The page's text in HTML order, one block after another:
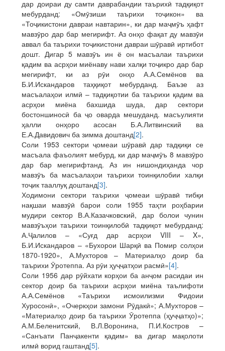
дар доираи ду самти даврабандии таърихӣ тадқиқот
мебурданд: «Омӯзиши таърихи тоҷикон» ва
«Тоҷикистони давраи навтарин», ки дар маҷмӯъ ҳафт
мавзӯро дар бар мегирифт. Аз онҳо фақат ду мавзӯи
аввал ба таърихи тоҷикистони давраи шӯравӣ иртибот
дошт. Дигар 5 мавзӯъ ин ё он масъалаи таърихи
қадим ва асрҳои миёнаву нави халқи тоҷикро дар бар
мегирифт, ки аз рӯи онҳо А.А.Семёнов ва
Б.И.Искандаров таҳқиқот мебурданд. Баъзе аз
масъалаҳои илмӣ – тадқиқотии ба таърихи қадим ва
асрҳои миёна бахшида шуда, дар сектори
бостоншиносӣ ба ҷо оварда мешуданд. масъулияти
ҳалли онҳоро асосан Б.А.Литвинский ва
Е.А.Давидович ба зимма доштанд[2].
Соли 1953 сектори ҷомеаи шӯравӣ дар тадқиқи се
масъала фаъолият мебурд, ки дар маҷмӯъ 8 мавзӯро
дар бар мегирифтанд. Аз ин нишондиҳанда чор
мавзӯъ ба масъалаҳои таърихи тоинқилобии халқи
тоҷик тааллуқ доштанд[3].
Ходимони сектори таърихи ҷомеаи шӯравӣ тибқи
нақшаи мавзӯӣ барои соли 1955 таҳти роҳбарии
мудири сектор В.А.Казачковский, дар болои чунин
мавзӯъҳои таърихи тоинқилобӣ тадқиқот мебурданд:
А.Ҷалилов – «Суғд дар асрҳои VIII – X»,
Б.И.Искандаров – «Бухорои Шарқӣ ва Помир солҳои
1870-1920», А.Мухторов – Материалҳо доир ба
таърихи Ӯротеппа. Аз рӯи ҳуҷҷатҳои расмӣ»[4].
Соли 1956 дар рӯйхати корҳои ба анҷом расидаи ин
сектор доир ба таърихи асрҳои миёна таълифоти
А.А.Семёнов «Таърихи исмоилизми Фидоии
Хуросонӣ», «Очеркҳои замони Рӯдакӣ»; А.Мухторов –
«Материалҳо доир ба таърихи Ӯротеппа (ҳуҷҷатҳо)»;
А.М.Беленитский, В.Л.Воронина, П.И.Костров –
«Санъати Панҷакенти қадим» ва дигар мақолоти
илмӣ ворид гаштанд[5].